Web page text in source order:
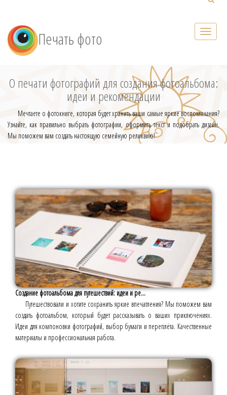
Печать фото
О печати фотографий для создания фотоальбома:
идеи и рекомендации
Мечтаете о фотокниге, которая будет хранить ваши самые яркие воспоминания?
Узнайте, как правильно выбрать фотографии, оформить текст и подобрать дизайн.
Мы поможем вам создать настоящую семейную реликвию!
Создание фотоальбома для путешествий: идеи и ре...
Путешествовали и хотите сохранить яркие впечатления? Мы поможем вам
создать фотоальбом, который будет рассказывать о ваших приключениях.
Идеи для компоновки фотографий, выбор бумаги и переплёта. Качественные
материалы и профессиональная работа.